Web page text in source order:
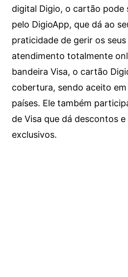
digital Digio, o cartão pode
pelo DigioApp, que dá ao
praticidade de gerir os
atendimento totalmente
bandeira Visa, o cartão
cobertura, sendo aceito
países. Ele também
de Visa que dá descontos
exclusivos.